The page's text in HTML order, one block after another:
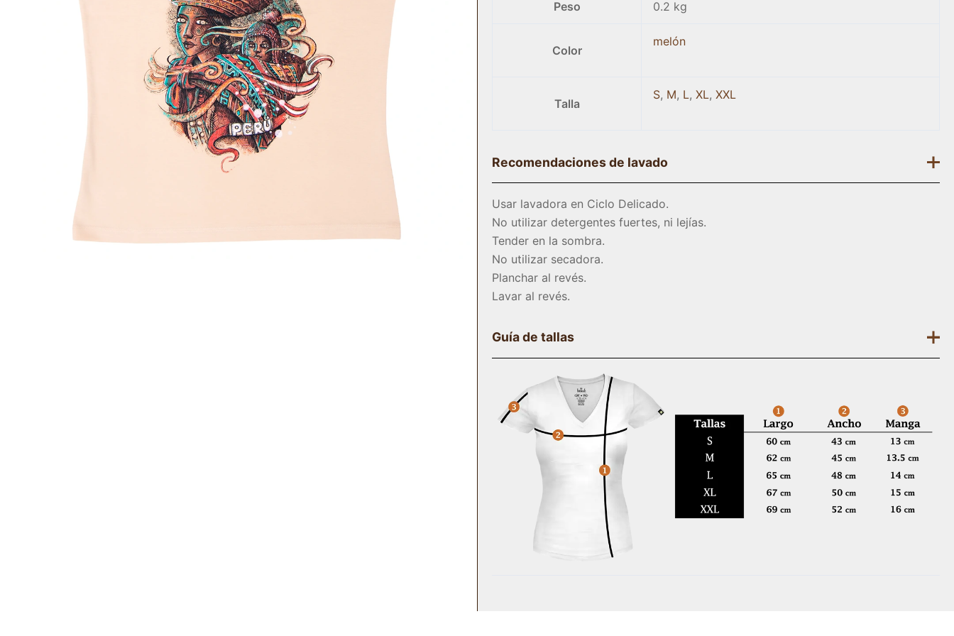
Peso 0.2 kg
Color
melón
Talla
S, M, L, XL, XXL
Recomendaciones de lavado
Usar lavadora en Ciclo Delicado.
No utilizar detergentes fuertes, ni lejías.
Tender en la sombra.
No utilizar secadora.
Planchar al revés.
Lavar al revés.
Guía de tallas